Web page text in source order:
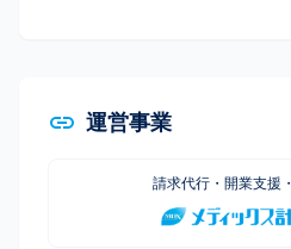
運営事業
請求代行・開業支援